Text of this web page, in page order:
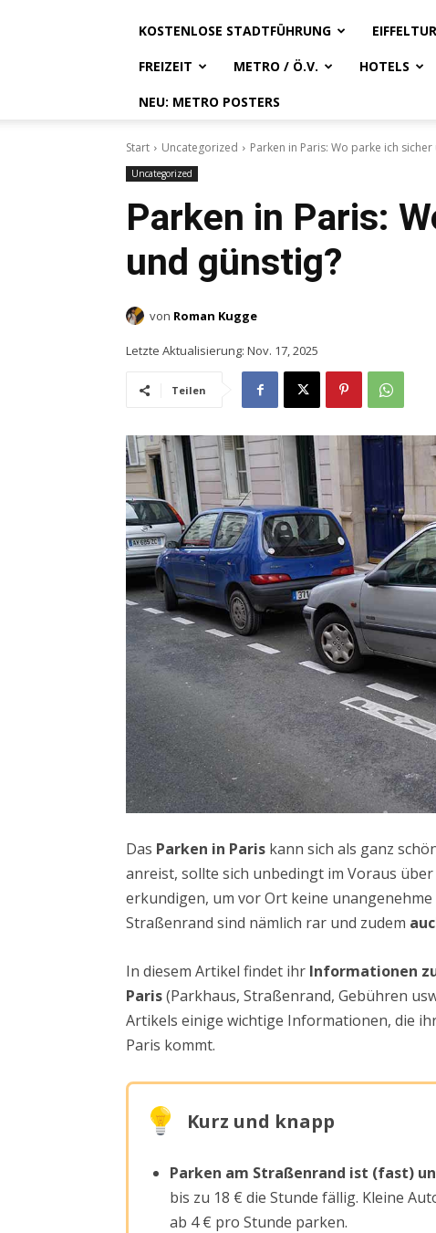
KOSTENLOSE STADTFÜHRUNG
FREIZEIT METRO / Ö.V. HOTELS
NEU: METRO POSTERS
Start Uncategorized Parken in Paris: Wo parke ich
Uncategorized
Parken in Paris:
und günstig?
von Roman Kugge
Letzte Aktualisierung: Nov. 17, 2025
Teilen
Das Parken in Paris kann sich als ganz
anreist, sollte sich unbedingt im Voraus
erkundigen, um vor Ort keine
Straßenrand sind nämlich rar und zudem
In diesem Artikel findet ihr Informationen
Paris(Parkhaus, Straßenrand, Gebühren
Artikels einige wichtige Informationen, die
Paris kommt.
Kurz und knapp
Parken am Straßenrand ist (fast)
bis zu 18 € die Stunde fällig. Kleine
ab 4 € pro Stunde parken.